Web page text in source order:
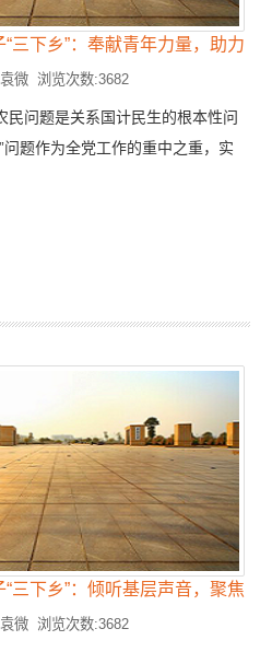
“三下乡”：奉献青年力量，助力乡
微 浏览次数:3682
民问题是关系国计民生的根本性问
题作为全党工作的重中之重，实
“三下乡”：倾听基层声音，聚焦乡
微 浏览次数:3682